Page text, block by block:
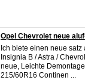
Opel Chevrolet neue
Ich biete einen neue
Insignia B / Astra /
neue, Leichte
215/60R16 Continen ...